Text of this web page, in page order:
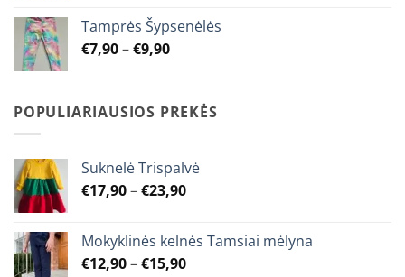
through
€9,90
Tamprės Šypsenėlės
€7,90–€9,90Price
through
€9,90
POPULIARIAUSIOS PREKĖS
Suknelė Trispalvė
€17,90–€23,90Price
through
€23,90
Mokyklinės kelnės Tamsiai mėlyna
€12,90–€15,90Price